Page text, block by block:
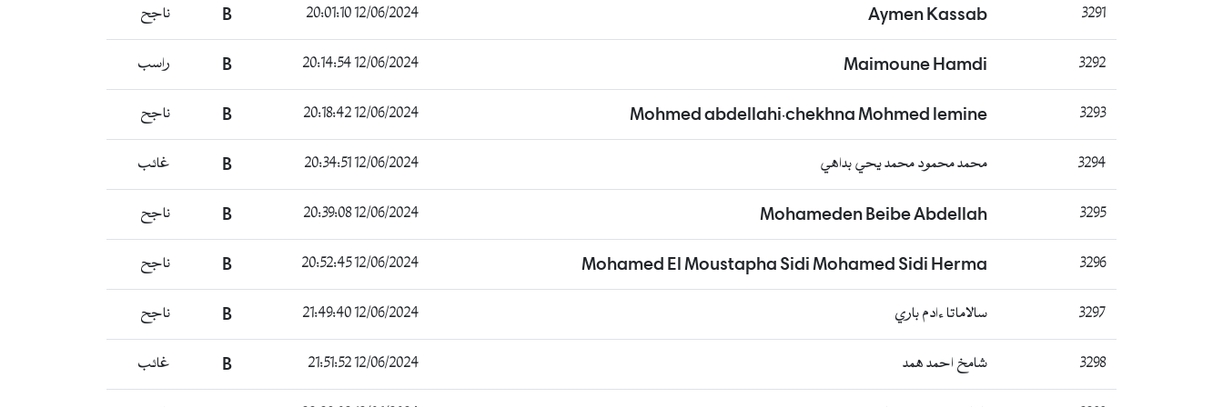
3291
Aymen Kassab
12/06/2024 20:01:10
B ناجح
3292
Maimoune Hamdi
12/06/2024 20:14:54
B راسب
3293
Mohmed abdellahi.chekhna Mohmed lemine
12/06/2024 20:18:42
B ناجح
3294 محمد محمود محمد يحي بداهي 12/06/2024 20:34:51
B غائب
3295
Mohameden Beibe Abdellah
12/06/2024 20:39:08
B ناجح
3296
Mohamed El Moustapha Sidi Mohamed Sidi Herma
12/06/2024 20:52:45
B ناجح
3297 سالاماتا ءادم باري 12/06/2024 21:49:40
B ناجح
3298 شامخ احمد همد 12/06/2024 21:51:52
B غائب